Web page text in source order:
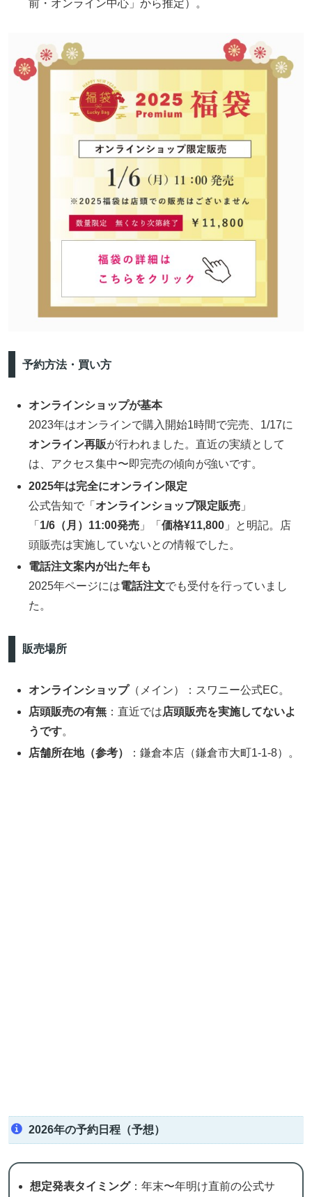
前・オンライン中心」から推定）。
予約方法・買い方
オンラインショップが基本
2023年はオンラインで購入開始1時間で完売、1/17に
オンライン再販が行われました。直近の実績として
は、アクセス集中〜即完売の傾向が強いです。
2025年は完全にオンライン限定
公式告知で「 オンラインショップ限定販売 」
「 1/6（月）11:00発売 」「価格¥11,800 」と明記。店
頭販売は実施していないとの情報でした。
電話注文案内が出た年も
2025年ページには電話注文でも受付を行っていまし
た。
販売場所
オンラインショップ（メイン）：スワニー公式EC。
店頭販売の有無 ：直近では店頭販売を実施してないよ
うです。
店舗所在地（参考）
：鎌倉本店（鎌倉市大町1-1-8）。
2026年の予約日程（予想）
想定発表タイミング：年末〜年明け直前の公式サ